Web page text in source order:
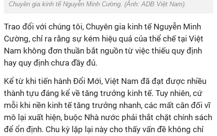
Chuyên gia kinh tế Nguyễn Minh Cường. (Ảnh:ADB Việt Nam).
Trao đổi với chúng tôi, Chuyên gia kinh tế Nguyễn Minh
Cường, chỉ ra rằng sự kém hiệu quả của thể chế tại Việt
Nam không đơn thuần bắt nguồn từ việc thiếu quy định
hay quy định chưa đầy đủ.
Kể từ khi tiến hành Đổi Mới, Việt Nam đã đạt được nhiều
thành tựu đáng kể về tăng trưởng kinh tế. Tuy nhiên, cứ
mỗi khi nền kinh tế tăng trưởng nhanh, các mất cân đối vĩ
mô lại xuất hiện, buộc Nhà nước phải thắt chặt chính sách
để ổn định. Chu kỳ lặp lại này cho thấy vấn đề không chỉ